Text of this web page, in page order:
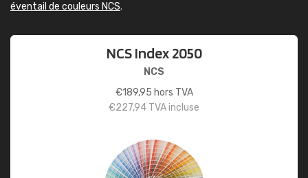
éventail de couleurs NCS.
NCS Index 2050
NCS
€189,95 hors TVA
€227,94 TVA incluse